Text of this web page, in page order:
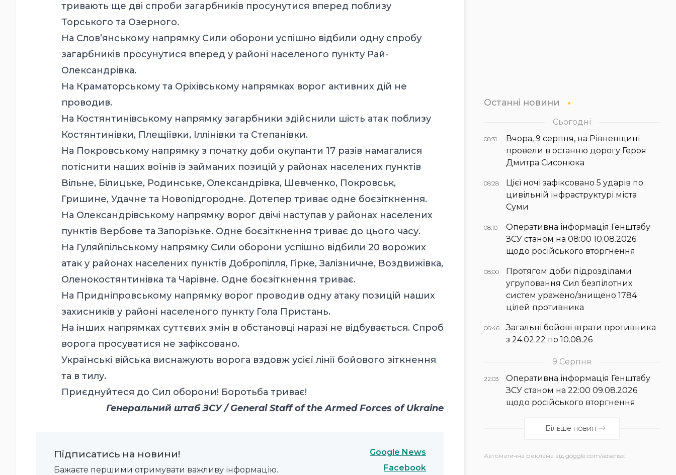
тривають ще дві спроби загарбників просунутися вперед поблизу
Торського та Озерного.
На Слов’янському напрямку Сили оборони успішно відбили одну спробу
загарбників просунутися вперед у районі населеного пункту Рай-
Олександрівка.
На Краматорському та Оріхівському напрямках ворог активних дій не
проводив.
На Костянтинівському напрямку загарбники здійснили шість атак поблизу
Костянтинівки, Плещіївки, Іллінівки та Степанівки.
На Покровському напрямку з початку доби окупанти 17 разів намагалися
потіснити наших воїнів із займаних позицій у районах населених пунктів
Вільне, Білицьке, Родинське, Олександрівка, Шевченко, Покровськ,
Гришине, Удачне та Новопідгородне. Дотепер триває одне боєзіткнення.
На Олександрівському напрямку ворог двічі наступав у районах населених
пунктів Вербове та Запорізьке. Одне боєзіткнення триває до цього часу.
На Гуляйпільському напрямку Сили оборони успішно відбили 20 ворожих
атак у районах населених пунктів Добропілля, Гірке, Залізничне, Воздвижівка,
Оленокостянтинівка та Чарівне. Одне боєзіткнення триває.
На Придніпровському напрямку ворог проводив одну атаку позицій наших
захисників у районі населеного пункту Гола Пристань.
На інших напрямках суттєвих змін в обстановці наразі не відбувається. Спроб
ворога просуватися не зафіксовано.
Українські війська виснажують ворога вздовж усієї лінії бойового зіткнення
та в тилу.
Приєднуйтеся до Сил оборони! Боротьба триває!
Генеральний штаб ЗСУ / General Staff of the Armed Forces of Ukraine
Підписатись на новини!
Бажаєте першими отримувати важливу інформацію.
Google News
Facebook
Останні новини
Сьогодні
08:31
Вчора, 9 серпня, на Рівненщині
провели в останню дорогу Героя
Дмитра Сисонюка
08:28
Цієї ночі зафіксовано 5 ударів по
цивільній інфраструктурі міста
Суми
08:10
Оперативна інформація Генштабу
ЗСУ станом на 08:00 10.08.2026
щодо російського вторгнення
08:00
Протягом доби підрозділами
угруповання Сил безпілотних
систем уражено/знищено 1784
цілей противника
06:46
Загальні бойові втрати противника
з 24.02.22 по 10.08.26
9 Серпня
22:03
Оперативна інформація Генштабу
ЗСУ станом на 22:00 09.08.2026
щодо російського вторгнення
Більше новин
Автоматична реклама від goggle.com/adsense: